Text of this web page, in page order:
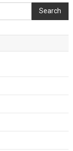
Search